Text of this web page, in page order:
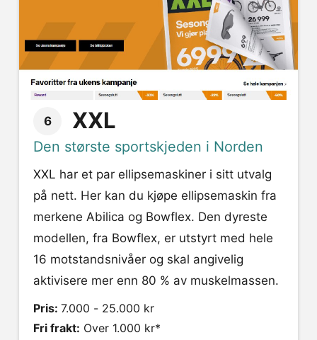
6 XXL
Den største sportskjeden i Norden
XXL har et par ellipsemaskiner i sitt utvalg
på nett. Her kan du kjøpe ellipsemaskin fra
merkene Abilica og Bowflex. Den dyreste
modellen, fra Bowflex, er utstyrt med hele
16 motstandsnivåer og skal angivelig
aktivisere mer enn 80 % av muskelmassen.
Pris: 7.000 - 25.000 kr
Fri frakt: Over 1.000 kr*